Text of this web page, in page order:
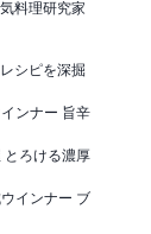
料理研究家
シピを深掘
ンナー 旨辛
とろける濃厚
インナー ブ